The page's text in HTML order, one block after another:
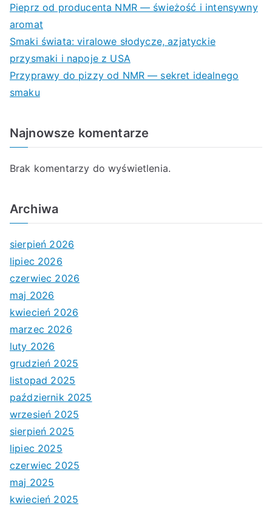
Pieprz od producenta NMR — świeżość i intensywny
aromat
Smaki świata: viralowe słodycze, azjatyckie
przysmaki i napoje z USA
Przyprawy do pizzy od NMR — sekret idealnego
smaku
Najnowsze komentarze
Brak komentarzy do wyświetlenia.
Archiwa
sierpień 2026
lipiec 2026
czerwiec 2026
maj 2026
kwiecień 2026
marzec 2026
luty 2026
grudzień 2025
listopad 2025
październik 2025
wrzesień 2025
sierpień 2025
lipiec 2025
czerwiec 2025
maj 2025
kwiecień 2025